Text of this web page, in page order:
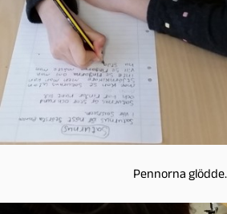
Pennorna glödde.